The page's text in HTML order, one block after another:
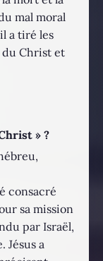
mal moral
a tiré les
Christ et
» ?
consacré
sa mission
par Israël,
Jésus a